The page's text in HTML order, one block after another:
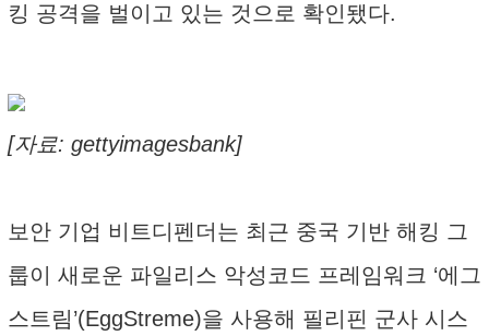
킹 공격을 벌이고 있는 것으로 확인됐다.
[자료: gettyimagesbank]
보안 기업 비트디펜더는 최근 중국 기반 해킹 그
룹이 새로운 파일리스 악성코드 프레임워크 ‘에그
스트림’(EggStreme)을 사용해 필리핀 군사 시스